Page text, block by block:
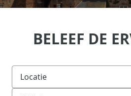
BELEEF DE